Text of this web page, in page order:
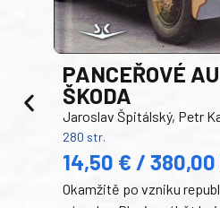
PANCEŘOVÉ
ŠKODA
Jaroslav Špitálský, Petr
280 str.
14,50 € / 380,00
Okamžitě po vzniku